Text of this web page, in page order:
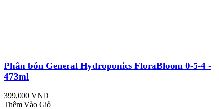
Phân bón General Hydroponics FloraBloom 0-5-4 -
473ml
399,000 VND
Thêm Vào Giỏ